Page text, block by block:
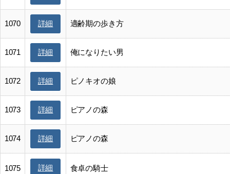
1070 詳細 適齢期の歩き方
1071 詳細 俺になりたい男
1072 詳細 ピノキオの娘
1073 詳細 ピアノの森
1074 詳細 ピアノの森
1075 詳細 食卓の騎士